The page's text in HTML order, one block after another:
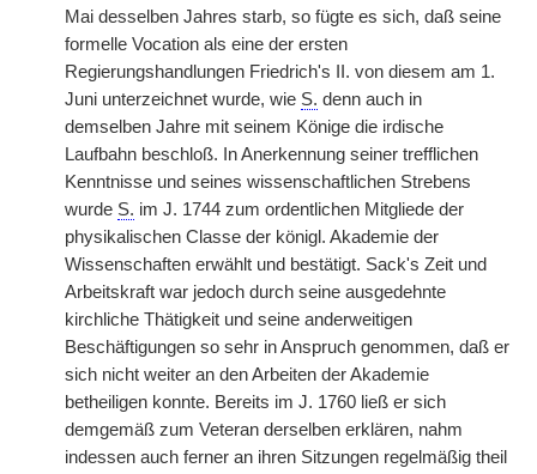
Mai desselben Jahres starb, so fügte es sich, daß seine
formelle Vocation als eine der ersten
Regierungshandlungen Friedrich's II. von diesem am 1.
Juni unterzeichnet wurde, wie S. denn auch in
demselben Jahre mit seinem Könige die irdische
Laufbahn beschloß. In Anerkennung seiner trefflichen
Kenntnisse und seines wissenschaftlichen Strebens
wurde S. im J. 1744 zum ordentlichen Mitgliede der
physikalischen Classe der königl. Akademie der
Wissenschaften erwählt und bestätigt. Sack's Zeit und
Arbeitskraft war jedoch durch seine ausgedehnte
kirchliche Thätigkeit und seine anderweitigen
Beschäftigungen so sehr in Anspruch genommen, daß er
sich nicht weiter an den Arbeiten der Akademie
betheiligen konnte. Bereits im J. 1760 ließ er sich
demgemäß zum Veteran derselben erklären, nahm
indessen auch ferner an ihren Sitzungen regelmäßig theil